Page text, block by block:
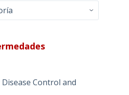
Control and